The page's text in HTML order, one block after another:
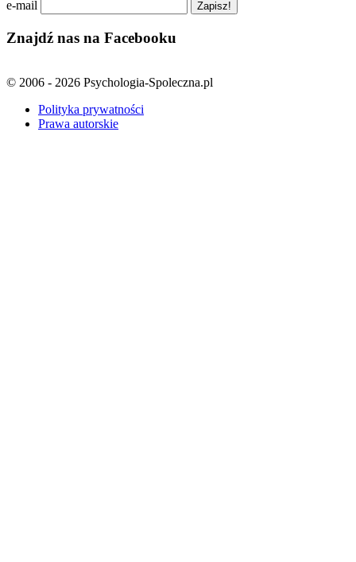
e-mail
Znajdź nas na Facebooku
© 2006 - 2026 Psychologia-Spoleczna.pl
Polityka prywatności
Prawa autorskie